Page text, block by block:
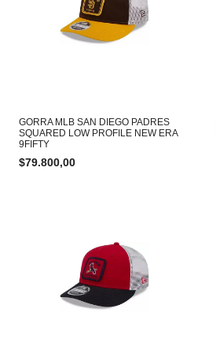
GORRA MLB SAN DIEGO PADRES
SQUARED LOW PROFILE NEW ERA
9FIFTY
$79.800,00